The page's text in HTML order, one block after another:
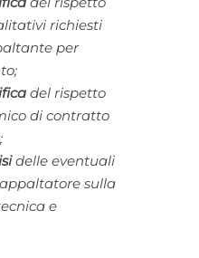
richiesti
per
del rispetto
di contratto
delle eventuali
sulla
e